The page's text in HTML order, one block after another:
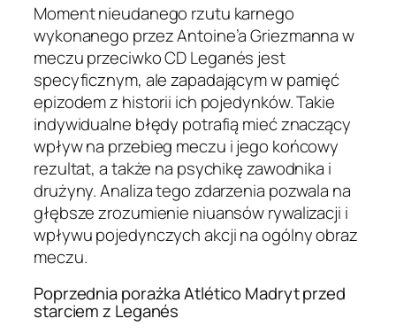
Moment nieudanego rzutu karnego
wykonanego przez Antoine’a Griezmanna w
meczu przeciwko CD Leganés jest
specyficznym, ale zapadającym w pamięć
epizodem z historii ich pojedynków. Takie
indywidualne błędy potrafią mieć znaczący
wpływ na przebieg meczu i jego końcowy
rezultat, a także na psychikę zawodnika i
drużyny. Analiza tego zdarzenia pozwala na
głębsze zrozumienie niuansów rywalizacji i
wpływu pojedynczych akcji na ogólny obraz
meczu.
Poprzednia porażka Atlético Madryt przed
starciem z Leganés